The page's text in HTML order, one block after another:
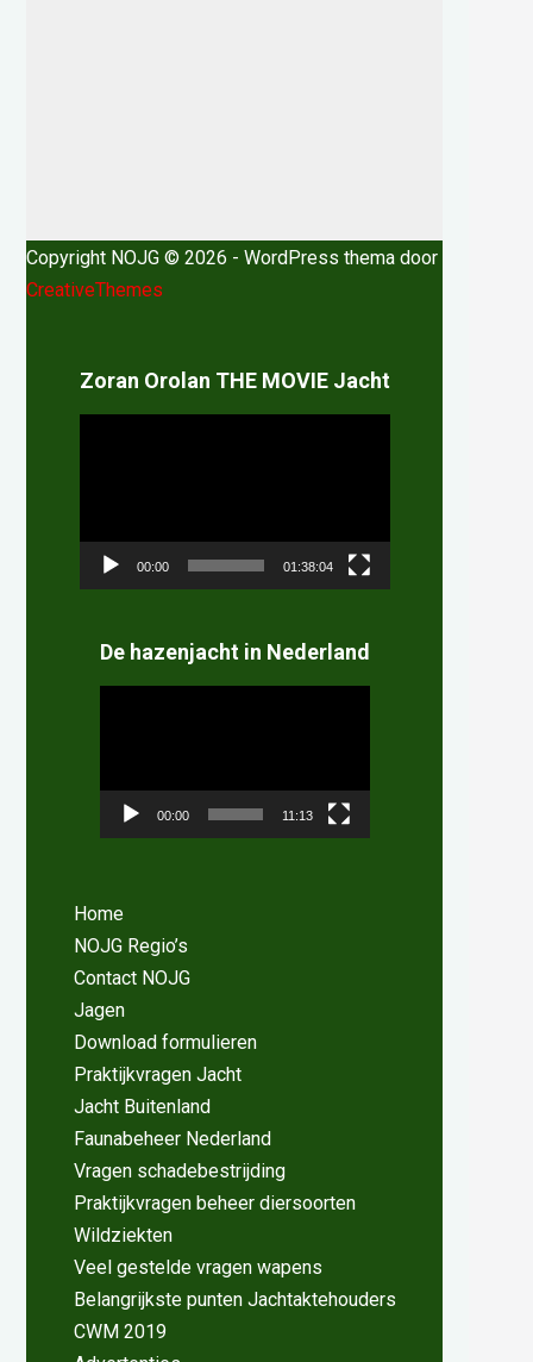
Copyright NOJG © 2026 - WordPress thema door
CreativeThemes
Zoran Orolan THE MOVIE Jacht
00:00 01:38:04
De hazenjacht in Nederland
00:00 11:13
Home
NOJG Regio’s
Contact NOJG
Jagen
Download formulieren
Praktijkvragen Jacht
Jacht Buitenland
Faunabeheer Nederland
Vragen schadebestrijding
Praktijkvragen beheer diersoorten
Wildziekten
Veel gestelde vragen wapens
Belangrijkste punten Jachtaktehouders
CWM 2019